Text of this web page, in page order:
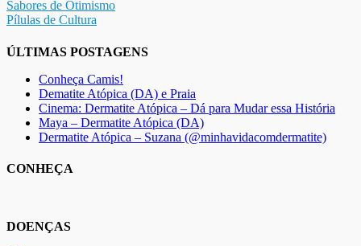
Sabores de Otimismo
Pílulas de Cultura
ÚLTIMAS POSTAGENS
Conheça Camis!
Dematite Atópica (DA) e Praia
Cinema: Dermatite Atópica – Dá para Mudar essa História
Maya – Dermatite Atópica (DA)
Dermatite Atópica – Suzana (@minhavidacomdermatite)
CONHEÇA
DOENÇAS